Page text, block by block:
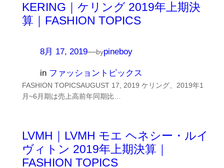
KERING｜ケリング 2019年上期決
算｜FASHION TOPICS
8月 17, 2019—bypineboy
in ファッショントピックス
FASHION TOPICSAUGUST 17, 2019 ケリング、2019年1
月~6月期は売上高前年同期比…
LVMH｜LVMH モエ ヘネシー・ルイ
ヴィトン 2019年上期決算｜
FASHION TOPICS